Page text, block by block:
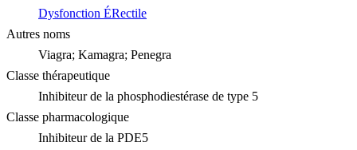
Dysfonction ÉRectile
Autres noms
Viagra; Kamagra; Penegra
Classe thérapeutique
Inhibiteur de la phosphodiestérase de type 5
Classe pharmacologique
Inhibiteur de la PDE5